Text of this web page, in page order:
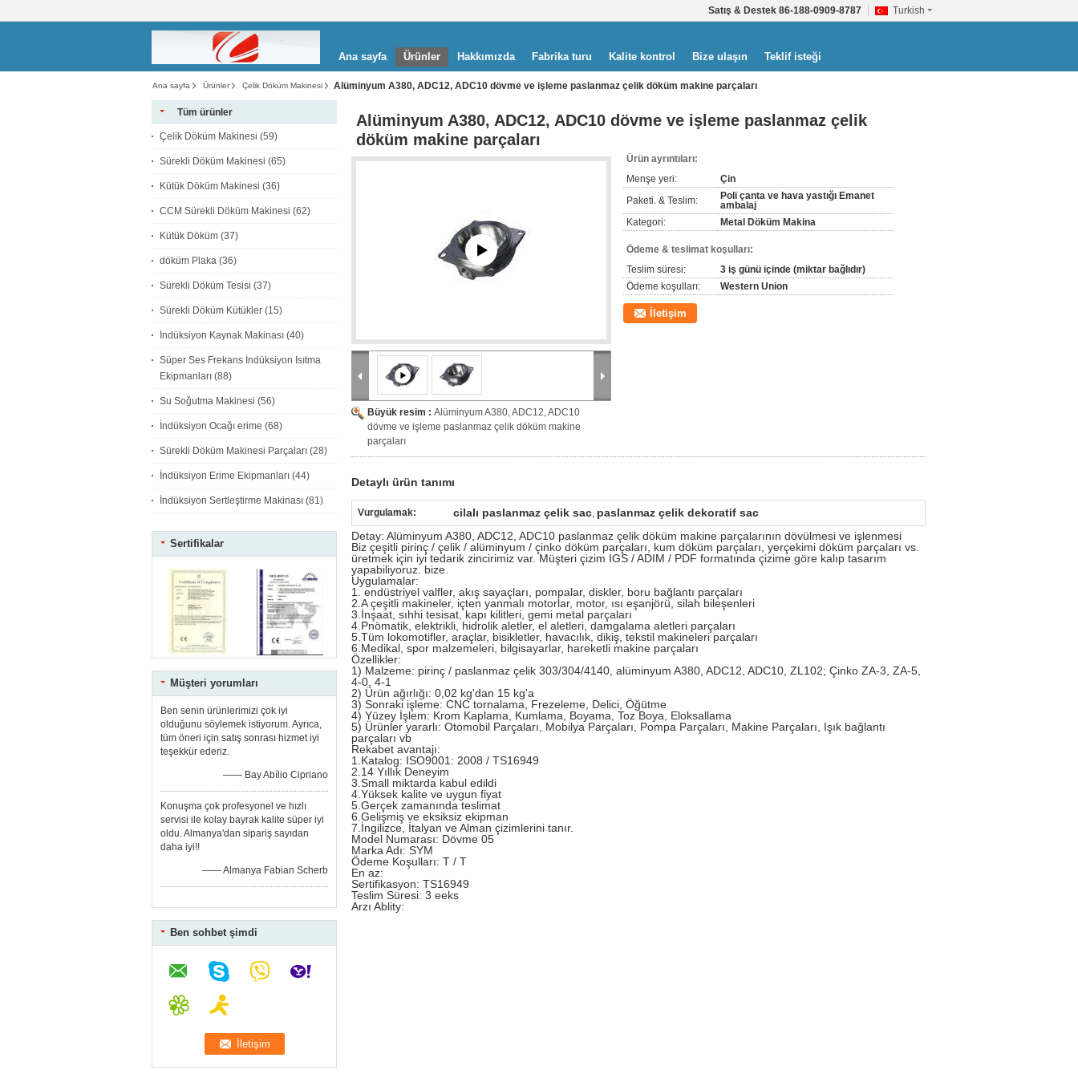
Turkish
Satış & Destek 86-188-0909-8787
Ana sayfa Ürünler Hakkımızda Fabrika turu Kalite kontrol Bize ulaşın Teklif isteği
Ana sayfa Ürünler Çelik Döküm Makinesi Alüminyum A380, ADC12, ADC10 dövme ve işleme paslanmaz çelik döküm makine parçaları
Tüm ürünler
Çelik Döküm Makinesi (59)
Sürekli Döküm Makinesi (65)
Kütük Döküm Makinesi (36)
CCM Sürekli Döküm Makinesi (62)
Kütük Döküm (37)
döküm Plaka (36)
Sürekli Döküm Tesisi (37)
Sürekli Döküm Kütükler (15)
İndüksiyon Kaynak Makinası (40)
Süper Ses Frekans İndüksiyon Isıtma
Ekipmanları (88)
Su Soğutma Makinesi (56)
İndüksiyon Ocağı erime (68)
Sürekli Döküm Makinesi Parçaları (28)
İndüksiyon Erime Ekipmanları (44)
İndüksiyon Sertleştirme Makinası (81)
Sertifikalar
Müşteri yorumları
Ben senin ürünlerimizi çok iyi
olduğunu söylemek istiyorum. Ayrıca,
tüm öneri için satış sonrası hizmet iyi
teşekkür ederiz.
—— Bay Abílio Cipriano
Konuşma çok profesyonel ve hızlı
servisi ile kolay bayrak kalite süper iyi
oldu. Almanya'dan sipariş sayıdan
daha iyi!!
—— Almanya Fabian Scherb
Ben sohbet şimdi
Alüminyum A380, ADC12, ADC10 dövme ve işleme paslanmaz çelik
döküm makine parçaları
Büyük resim : Alüminyum A380, ADC12, ADC10
dövme ve işleme paslanmaz çelik döküm makine
parçaları
Ürün ayrıntıları:
Menşe yeri:
Çin
Paketi. & Teslim:
Poli çanta ve hava yastığı Emanet
ambalaj
Kategori:
Metal Döküm Makina
Ödeme & teslimat koşulları:
Teslim süresi:
3 iş günü içinde (miktar bağlıdır)
Ödeme koşulları:
Western Union
İletişim
Detaylı ürün tanımı
Vurgulamak: cilalı paslanmaz çelik sac, paslanmaz çelik dekoratif sac
Detay: Alüminyum A380, ADC12, ADC10 paslanmaz çelik döküm makine parçalarının dövülmesi ve işlenmesi
Biz çeşitli pirinç / çelik / alüminyum / çinko döküm parçaları, kum döküm parçaları, yerçekimi döküm parçaları vs.
üretmek için iyi tedarik zincirimiz var. Müşteri çizim IGS / ADIM / PDF formatında çizime göre kalıp tasarım
yapabiliyoruz. bize.
Uygulamalar:
1. endüstriyel valfler, akış sayaçları, pompalar, diskler, boru bağlantı parçaları
2.A çeşitli makineler, içten yanmalı motorlar, motor, ısı eşanjörü, silah bileşenleri
3.İnşaat, sıhhi tesisat, kapı kilitleri, gemi metal parçaları
4.Pnömatik, elektrikli, hidrolik aletler, el aletleri, damgalama aletleri parçaları
5.Tüm lokomotifler, araçlar, bisikletler, havacılık, dikiş, tekstil makineleri parçaları
6.Medikal, spor malzemeleri, bilgisayarlar, hareketli makine parçaları
Özellikler:
1) Malzeme: pirinç / paslanmaz çelik 303/304/4140, alüminyum A380, ADC12, ADC10, ZL102; Çinko ZA-3, ZA-5,
4-0, 4-1
2) Ürün ağırlığı: 0,02 kg'dan 15 kg'a
3) Sonraki işleme: CNC tornalama, Frezeleme, Delici, Öğütme
4) Yüzey İşlem: Krom Kaplama, Kumlama, Boyama, Toz Boya, Eloksallama
5) Ürünler yararlı: Otomobil Parçaları, Mobilya Parçaları, Pompa Parçaları, Makine Parçaları, Işık bağlantı
parçaları vb
Rekabet avantajı:
1.Katalog: ISO9001: 2008 / TS16949
2.14 Yıllık Deneyim
3.Small miktarda kabul edildi
4.Yüksek kalite ve uygun fiyat
5.Gerçek zamanında teslimat
6.Gelişmiş ve eksiksiz ekipman
7.İngilizce, İtalyan ve Alman çizimlerini tanır.
Model Numarası: Dövme 05
Marka Adı: SYM
Ödeme Koşulları: T / T
En az:
Sertifikasyon: TS16949
Teslim Süresi: 3 eeks
Arzı Ablity: